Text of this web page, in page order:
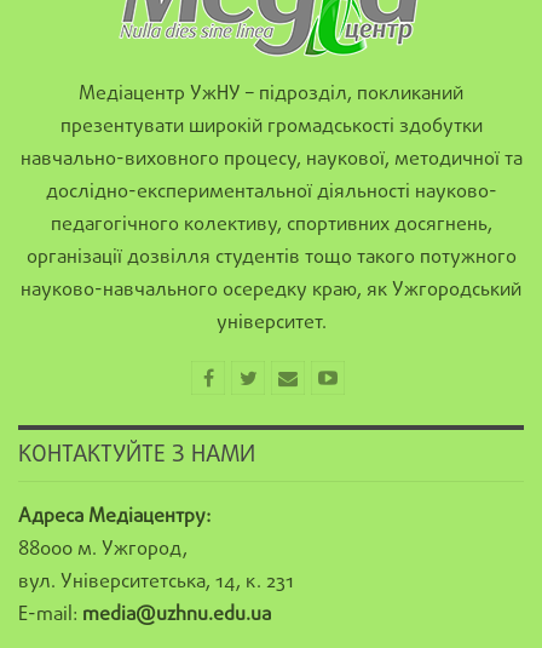
Медіацентр УжНУ – підрозділ, покликаний
презентувати широкій громадськості здобутки
навчально-виховного процесу, наукової, методичної та
дослідно-експериментальної діяльності науково-
педагогічного колективу, спортивних досягнень,
організації дозвілля студентів тощо такого потужного
науково-навчального осередку краю, як Ужгородський
університет.
КОНТАКТУЙТЕ З НАМИ
Адреса Медіацентру:
88000 м. Ужгород,
вул. Університетська, 14, к. 231
E-mail: media@uzhnu.edu.ua